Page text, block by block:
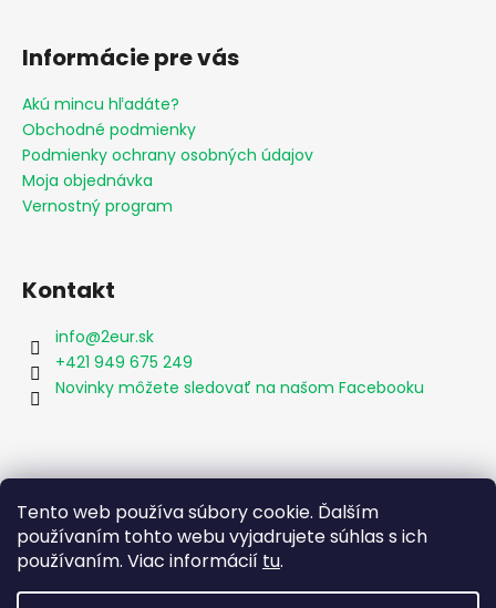
Tento web používa súbory cookie. Ďalším
používaním tohto webu vyjadrujete súhlas s ich
používaním. Viac informácií tu.
Informácie pre vás
Akú mincu hľadáte?
Obchodné podmienky
Podmienky ochrany osobných údajov
Moja objednávka
Vernostný program
Kontakt
info@2eur.sk
+421 949 675 249
Novinky môžete sledovať na našom Facebooku